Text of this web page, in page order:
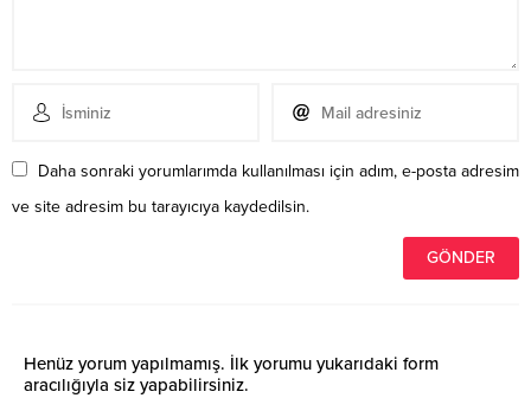
Daha sonraki yorumlarımda kullanılması için adım, e-posta adresim
ve site adresim bu tarayıcıya kaydedilsin.
Henüz yorum yapılmamış. İlk yorumu yukarıdaki form
aracılığıyla siz yapabilirsiniz.